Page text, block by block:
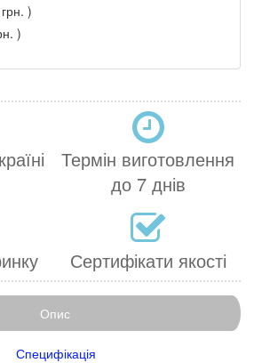
)
)
Термін виготовлення
до 7 днів
Сертифікати якості
Опис
Специфікація